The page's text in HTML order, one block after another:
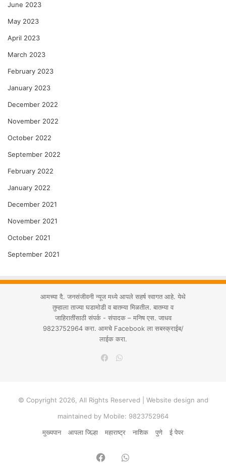
June 2023
May 2023
April 2023
March 2023
February 2023
January 2023
December 2022
November 2022
October 2022
September 2022
February 2022
January 2022
December 2021
November 2021
October 2021
September 2021
आमच्या दै. जनसंजीवनी न्यूज मध्ये आपले सहर्ष स्वागत आहे. येथे
तुम्हाला ताज्या घडामोडी व बातम्या मिळतील. बातम्या व
जाहिरातींसाठी संपर्क - संपादक – मनिष एस. जाधव
9823752964 करा. आमचे Facebook ला सबस्क्राईब/
लाईक करा.
WhatsApp
© Copyright 2026, All Rights Reserved | Website design and
maintained by Mobile: 9823752964
मुख्यपान
आपला जिल्हा महाराष्ट्र नाशिक पुणे ई पेपर
FacebookWhatsApp